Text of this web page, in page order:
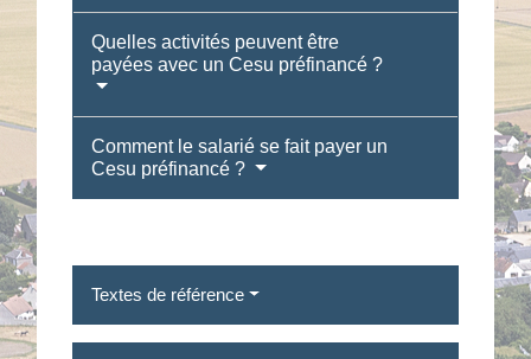
Quelles activités peuvent être
payées avec un Cesu préfinancé ?
Comment le salarié se fait payer un
Cesu préfinancé ?
Textes de référence